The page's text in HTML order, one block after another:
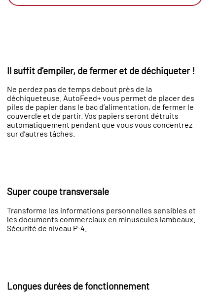
Il suffit d’empiler, de fermer et de déchiqueter !
Ne perdez pas de temps debout près de la
déchiqueteuse. AutoFeed+ vous permet de placer des
piles de papier dans le bac d’alimentation, de fermer le
couvercle et de partir. Vos papiers seront détruits
automatiquement pendant que vous vous concentrez
sur d’autres tâches.
Super coupe transversale
Transforme les informations personnelles sensibles et
les documents commerciaux en minuscules lambeaux.
Sécurité de niveau P-4.
Longues durées de fonctionnement